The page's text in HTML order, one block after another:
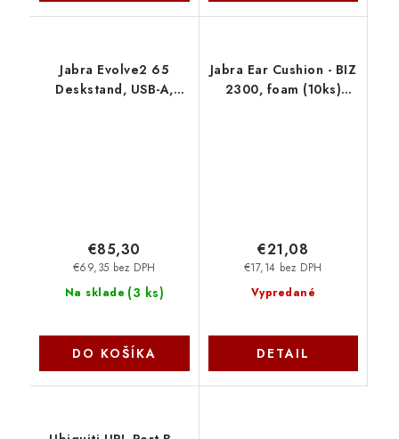
Jabra Evolve2 65
Deskstand, USB-A,
Na sklade (3 ks)
€69,35 bez DPH
€85,30
DO KOŠÍKA
Jabra Ear Cushion - BIZ
2300, foam (10ks)
Vypredané
€17,14 bez DPH
€21,08
DETAIL